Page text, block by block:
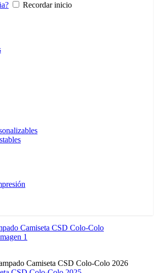
Recordar inicio
Camiseta CSD Colo-Colo 2026